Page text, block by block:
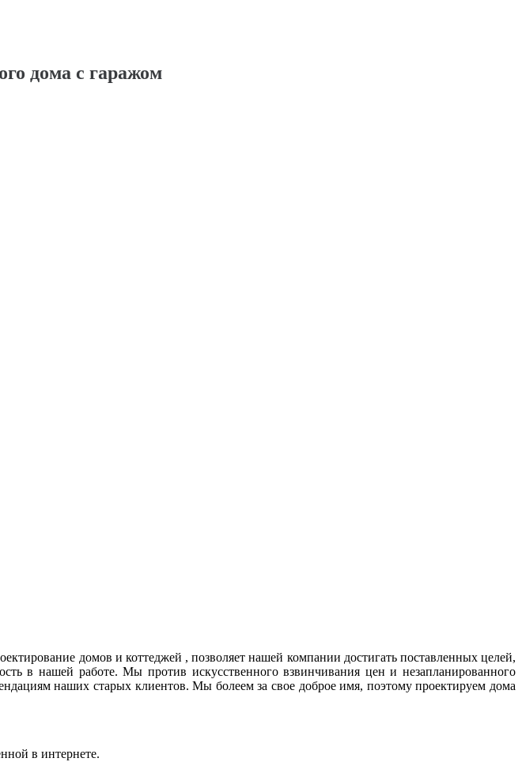
дома с гаражом
домов и коттеджей , позволяет нашей компании достигать поставленных целей,
в нашей работе. Мы против искусственного взвинчивания цен и незапланированного
наших старых клиентов. Мы болеем за свое доброе имя, поэтому проектируем дома
в интернете.